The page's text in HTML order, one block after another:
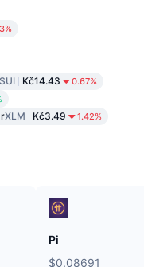
SUI Kč14.43 0.67%
XLM Kč3.49 1.42%
Pi
$0.08691